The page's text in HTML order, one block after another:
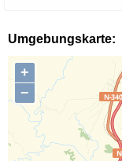
Umgebungskarte:
+
−